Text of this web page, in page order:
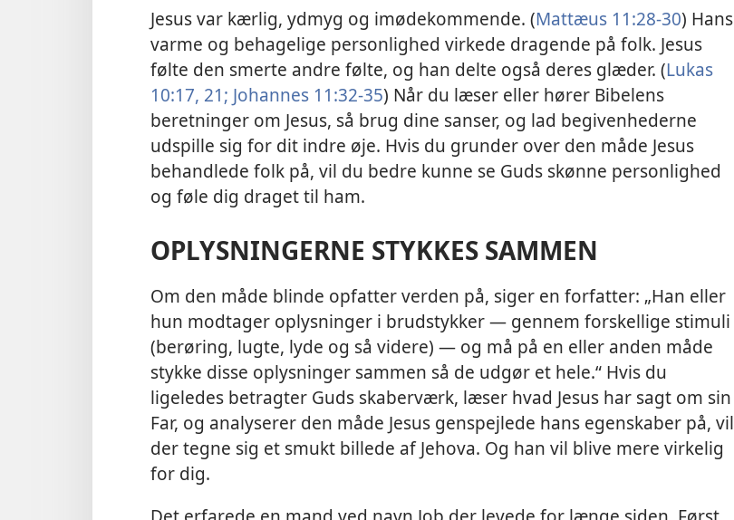
Jesus var kærlig, ydmyg og imødekommende. (Mattæus 11:28-30) Hans
varme og behagelige personlighed virkede dragende på folk. Jesus
følte den smerte andre følte, og han delte også deres glæder. (Lukas
10:17, 21; Johannes 11:32-35) Når du læser eller hører Bibelens
beretninger om Jesus, så brug dine sanser, og lad begivenhederne
udspille sig for dit indre øje. Hvis du grunder over den måde Jesus
behandlede folk på, vil du bedre kunne se Guds skønne personlighed
og føle dig draget til ham.
OPLYSNINGERNE STYKKES SAMMEN
Om den måde blinde opfatter verden på, siger en forfatter: „Han eller
hun modtager oplysninger i brudstykker — gennem forskellige stimuli
(berøring, lugte, lyde og så videre) — og må på en eller anden måde
stykke disse oplysninger sammen så de udgør et hele.“ Hvis du
ligeledes betragter Guds skaberværk, læser hvad Jesus har sagt om sin
Far, og analyserer den måde Jesus genspejlede hans egenskaber på, vil
der tegne sig et smukt billede af Jehova. Og han vil blive mere virkelig
for dig.